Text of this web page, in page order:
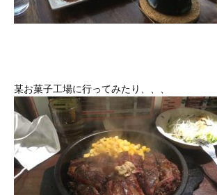
某お菓子工場に行ってみたり、、、